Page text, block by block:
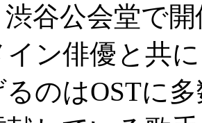
渋谷公会堂で
イン俳優と共
るのはOSTに